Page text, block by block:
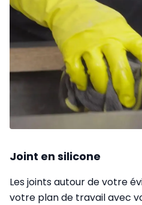
Joint en silicone
Les joints autour de votre
votre plan de travail avec